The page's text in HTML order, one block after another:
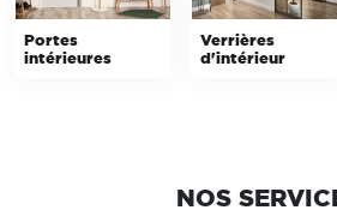
Portes
intérieures
Verrières
d'intérieur
NOS